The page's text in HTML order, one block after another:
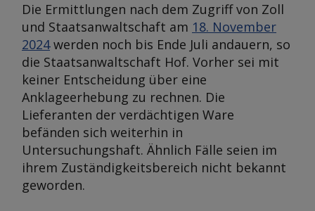
Die Ermittlungen nach dem Zugriff von Zoll
und Staatsanwaltschaft am 18. November
2024werden noch bis Ende Juli andauern, so
die Staatsanwaltschaft Hof. Vorher sei mit
keiner Entscheidung über eine
Anklageerhebung zu rechnen. Die
Lieferanten der verdächtigen Ware
befänden sich weiterhin in
Untersuchungshaft. Ähnlich Fälle seien im
ihrem Zuständigkeitsbereich nicht bekannt
geworden.